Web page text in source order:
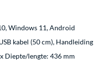
Windows 11, Android
kabel (50 cm), Handleiding
Diepte/lengte: 436 mm